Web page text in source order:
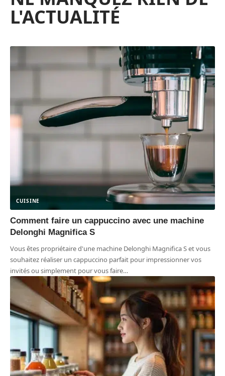
L'ACTUALITÉ
CUISINE
Comment faire un cappuccino avec une machine
Delonghi Magnifica S
Vous êtes propriétaire d'une machine Delonghi Magnifica S et vous
souhaitez réaliser un cappuccino parfait pour impressionner vos
invités ou simplement pour vous faire…